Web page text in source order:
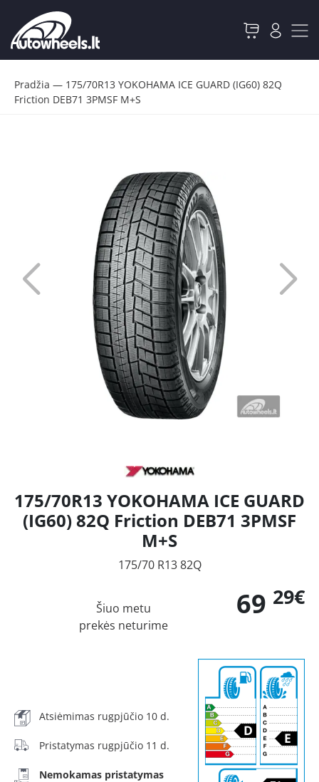
Pradžia — 175/70R13 YOKOHAMA ICE GUARD (IG60) 82Q
Friction DEB71 3PMSF M+S
175/70R13 YOKOHAMA ICE GUARD
(IG60) 82Q Friction DEB71 3PMSF
M+S
175/70 R13 82Q
69 29€
Šiuo metu
prekės neturime
Atsiėmimas rugpjūčio 10 d.
Pristatymas rugpjūčio 11 d.
Nemokamas pristatymas